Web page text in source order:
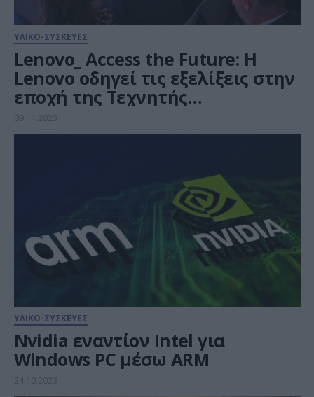
ΥΛΙΚΟ-ΣΥΣΚΕΥΕΣ
Lenovo_ Access the Future: H
Lenovo οδηγεί τις εξελίξεις στην
εποχή της Τεχνητής
Νοημοσύνης
09.11.2023
ΥΛΙΚΟ-ΣΥΣΚΕΥΕΣ
Nvidia εναντίον Intel για
Windows PC μέσω ARM
24.10.2023